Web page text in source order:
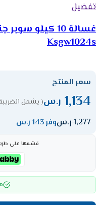
تفضيل
Ksgw1024s
سعر المنتج
1,134 ر.س( يشمل
1,277ر.سوفر 143 ر.س
قسّمها على